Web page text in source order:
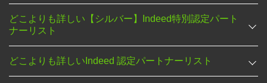
どこよりも詳しい【シルバー】Indeed特別認定パート
ナーリスト
どこよりも詳しいIndeed 認定パートナーリスト